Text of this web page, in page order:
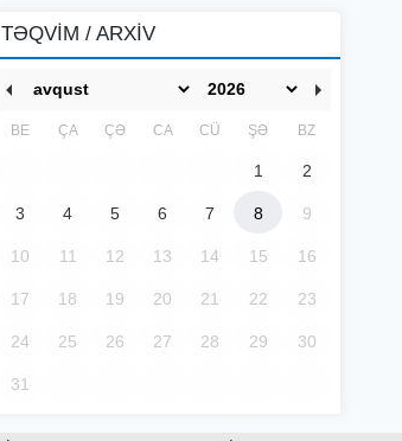
TƏQVİM / ARXİV
BE ÇA ÇƏ CA CÜ ŞƏ BZ
1 2
3 4 5 6 7 8 9
10 11 12 13 14 15 16
17 18 19 20 21 22 23
24 25 26 27 28 29 30
31